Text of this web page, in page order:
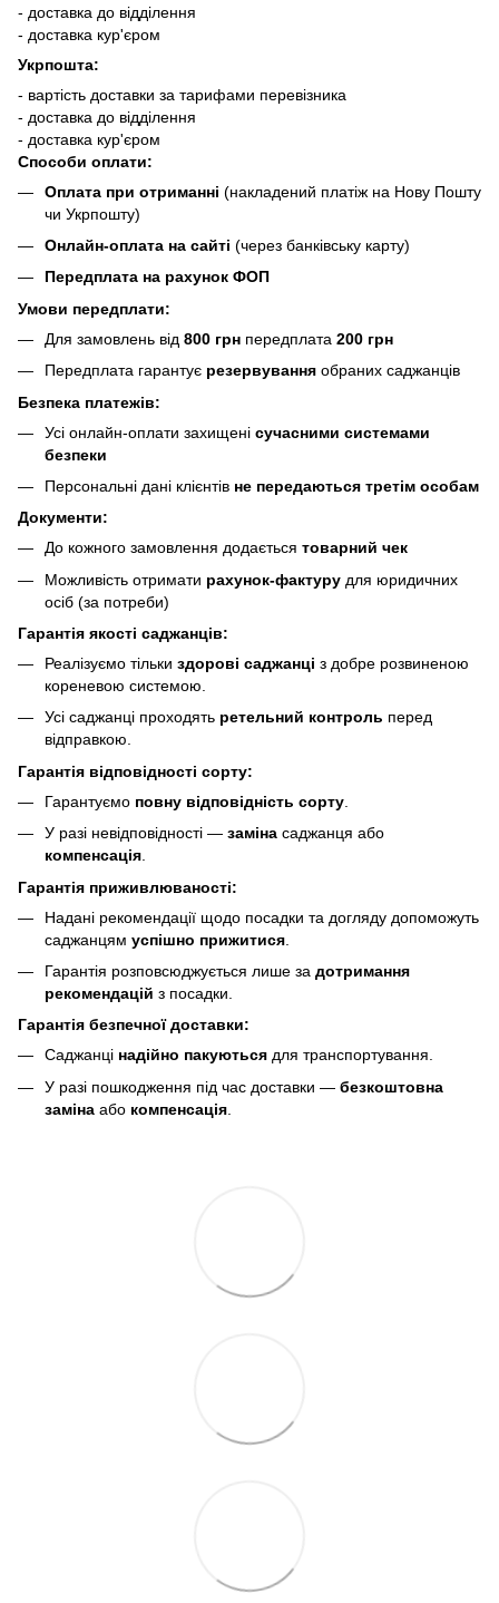
- доставка до відділення
- доставка кур'єром
Укрпошта:
- вартість доставки за тарифами перевізника
- доставка до відділення
- доставка кур'єром
Способи оплати:
Оплата при отриманні (накладений платіж на Нову Пошту
чи Укрпошту)
Онлайн-оплата на сайті (через банківську карту)
Передплата на рахунок ФОП
Умови передплати:
Для замовлень від 800 грн передплата 200 грн
Передплата гарантує резервування обраних саджанців
Безпека платежів:
Усі онлайн-оплати захищені сучасними системами
безпеки
Персональні дані клієнтів не передаються третім особам
Документи:
До кожного замовлення додається товарний чек
Можливість отримати рахунок-фактуру для юридичних
осіб (за потреби)
Гарантія якості саджанців:
Реалізуємо тільки здорові саджанці з добре розвиненою
кореневою системою.
Усі саджанці проходять ретельний контроль перед
відправкою.
Гарантія відповідності сорту:
Гарантуємо повну відповідність сорту
У разі невідповідності — заміна саджанця або
компенсація.
Гарантія приживлюваності:
Надані рекомендації щодо посадки та догляду допоможуть
саджанцям успішно прижитися
Гарантія розповсюджується лише за дотримання
рекомендацій з посадки.
Гарантія безпечної доставки:
Саджанці надійно пакуються для транспортування.
У разі пошкодження під час доставки — безкоштовна
заміна або компенсація